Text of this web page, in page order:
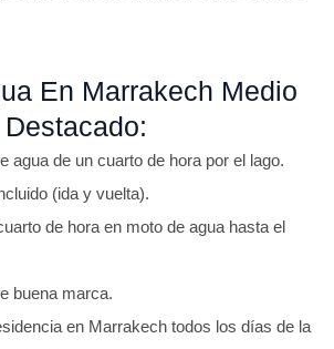
En Marrakech Medio
agua de un cuarto de hora por el lago.
(ida y vuelta).
de hora en moto de agua hasta el
buena marca.
en Marrakech todos los días de la